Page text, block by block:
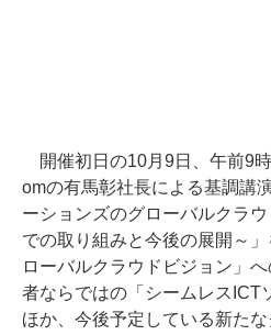
開催初日の10月9日、午前9
omの有馬彰社長による基調講
ーションズのグローバルクラ
での取り組みと今後の展開～
ローバルクラウドビジョン」
者ならではの「シームレスICT
ほか、今後予定している新た